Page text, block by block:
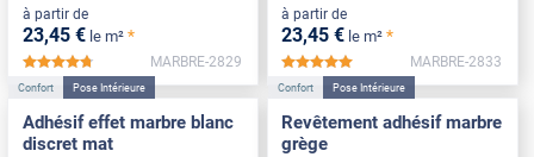
à partir de
23,45 € le m² *
*****
MARBRE-2829
à partir de
23,45 € le m² *
MARBRE-2833
Confort Pose Intérieure
Adhésif effet marbre blanc
discret mat
Confort Pose Intérieure
Revêtement adhésif marbre
grège